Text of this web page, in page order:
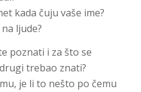
kada čuju vaše ime?
ljude?
poznati i za što se
trebao znati?
je li to nešto po čemu